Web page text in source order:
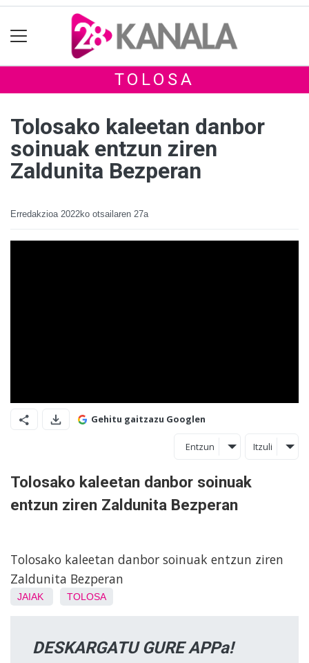
TOLOSA
Tolosako kaleetan danbor
soinuak entzun ziren
Zaldunita Bezperan
Erredakzioa 2022ko otsailaren 27a
Gehitu gaitzazu Googlen
Entzun Itzuli
Tolosako kaleetan danbor soinuak
entzun ziren Zaldunita Bezperan
Tolosako kaleetan danbor soinuak entzun ziren
Zaldunita Bezperan
JAIAK TOLOSA
DESKARGATU GURE APPa!